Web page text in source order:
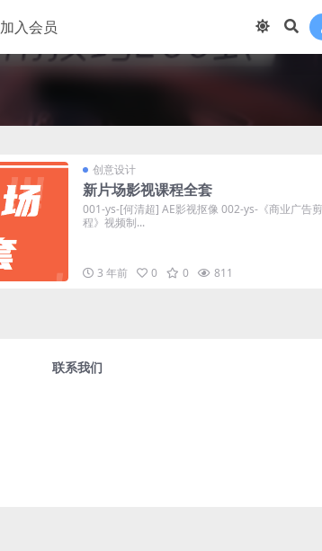
加入会员
创意设计
新片场影视课程全套
001-ys-[何清超] AE影视抠像 002-ys-《商业广告
程》视频制...
3 年前 0 0 811
联系我们